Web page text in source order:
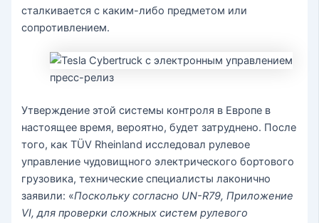
сталкивается с каким-либо предметом или
сопротивлением.
пресс-релиз
Утверждение этой системы контроля в Европе в
настоящее время, вероятно, будет затруднено. После
того, как TÜV Rheinland исследовал рулевое
управление чудовищного электрического бортового
грузовика, технические специалисты лаконично
заявили: «Поскольку согласно UN-R79, Приложение
VI, для проверки сложных систем рулевого